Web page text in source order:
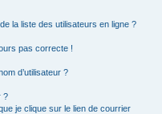
la liste des utilisateurs en ligne ?
pas correcte !
d’utilisateur ?
?
je clique sur le lien de courrier